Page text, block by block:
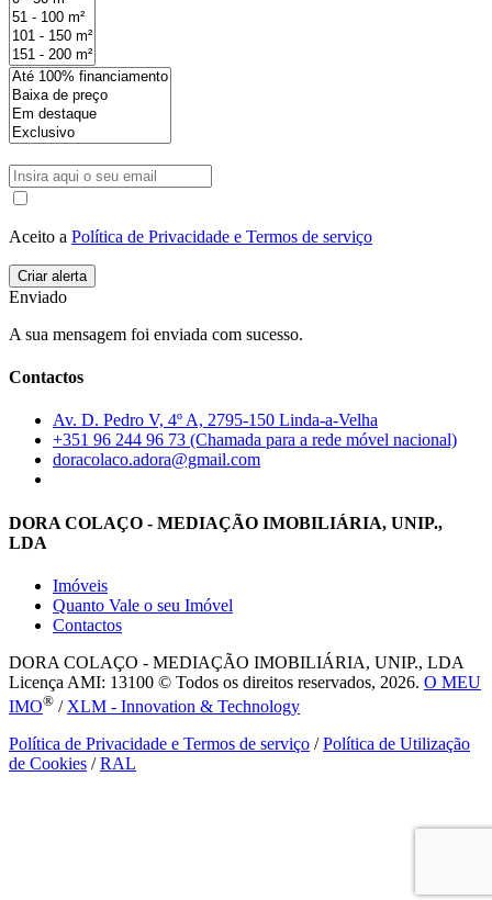
Aceito a Política de Privacidade e Termos de serviço
Enviado
A sua mensagem foi enviada com sucesso.
Contactos
Av. D. Pedro V, 4º A, 2795-150 Linda-a-Velha
+351 96 244 96 73 (Chamada para a rede móvel nacional)
doracolaco.adora@gmail.com
DORA COLAÇO - MEDIAÇÃO IMOBILIÁRIA, UNIP.,
LDA
Imóveis
Quanto Vale o seu Imóvel
Contactos
DORA COLAÇO - MEDIAÇÃO IMOBILIÁRIA, UNIP., LDA
Licença AMI: 13100 © Todos os direitos reservados, 2026. O MEU
IMO® / XLM - Innovation & Technology
Política de Privacidade e Termos de serviço /Política de Utilização
de Cookies /RAL